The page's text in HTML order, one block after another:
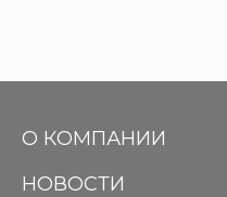
О КОМПАНИИ
НОВОСТИ